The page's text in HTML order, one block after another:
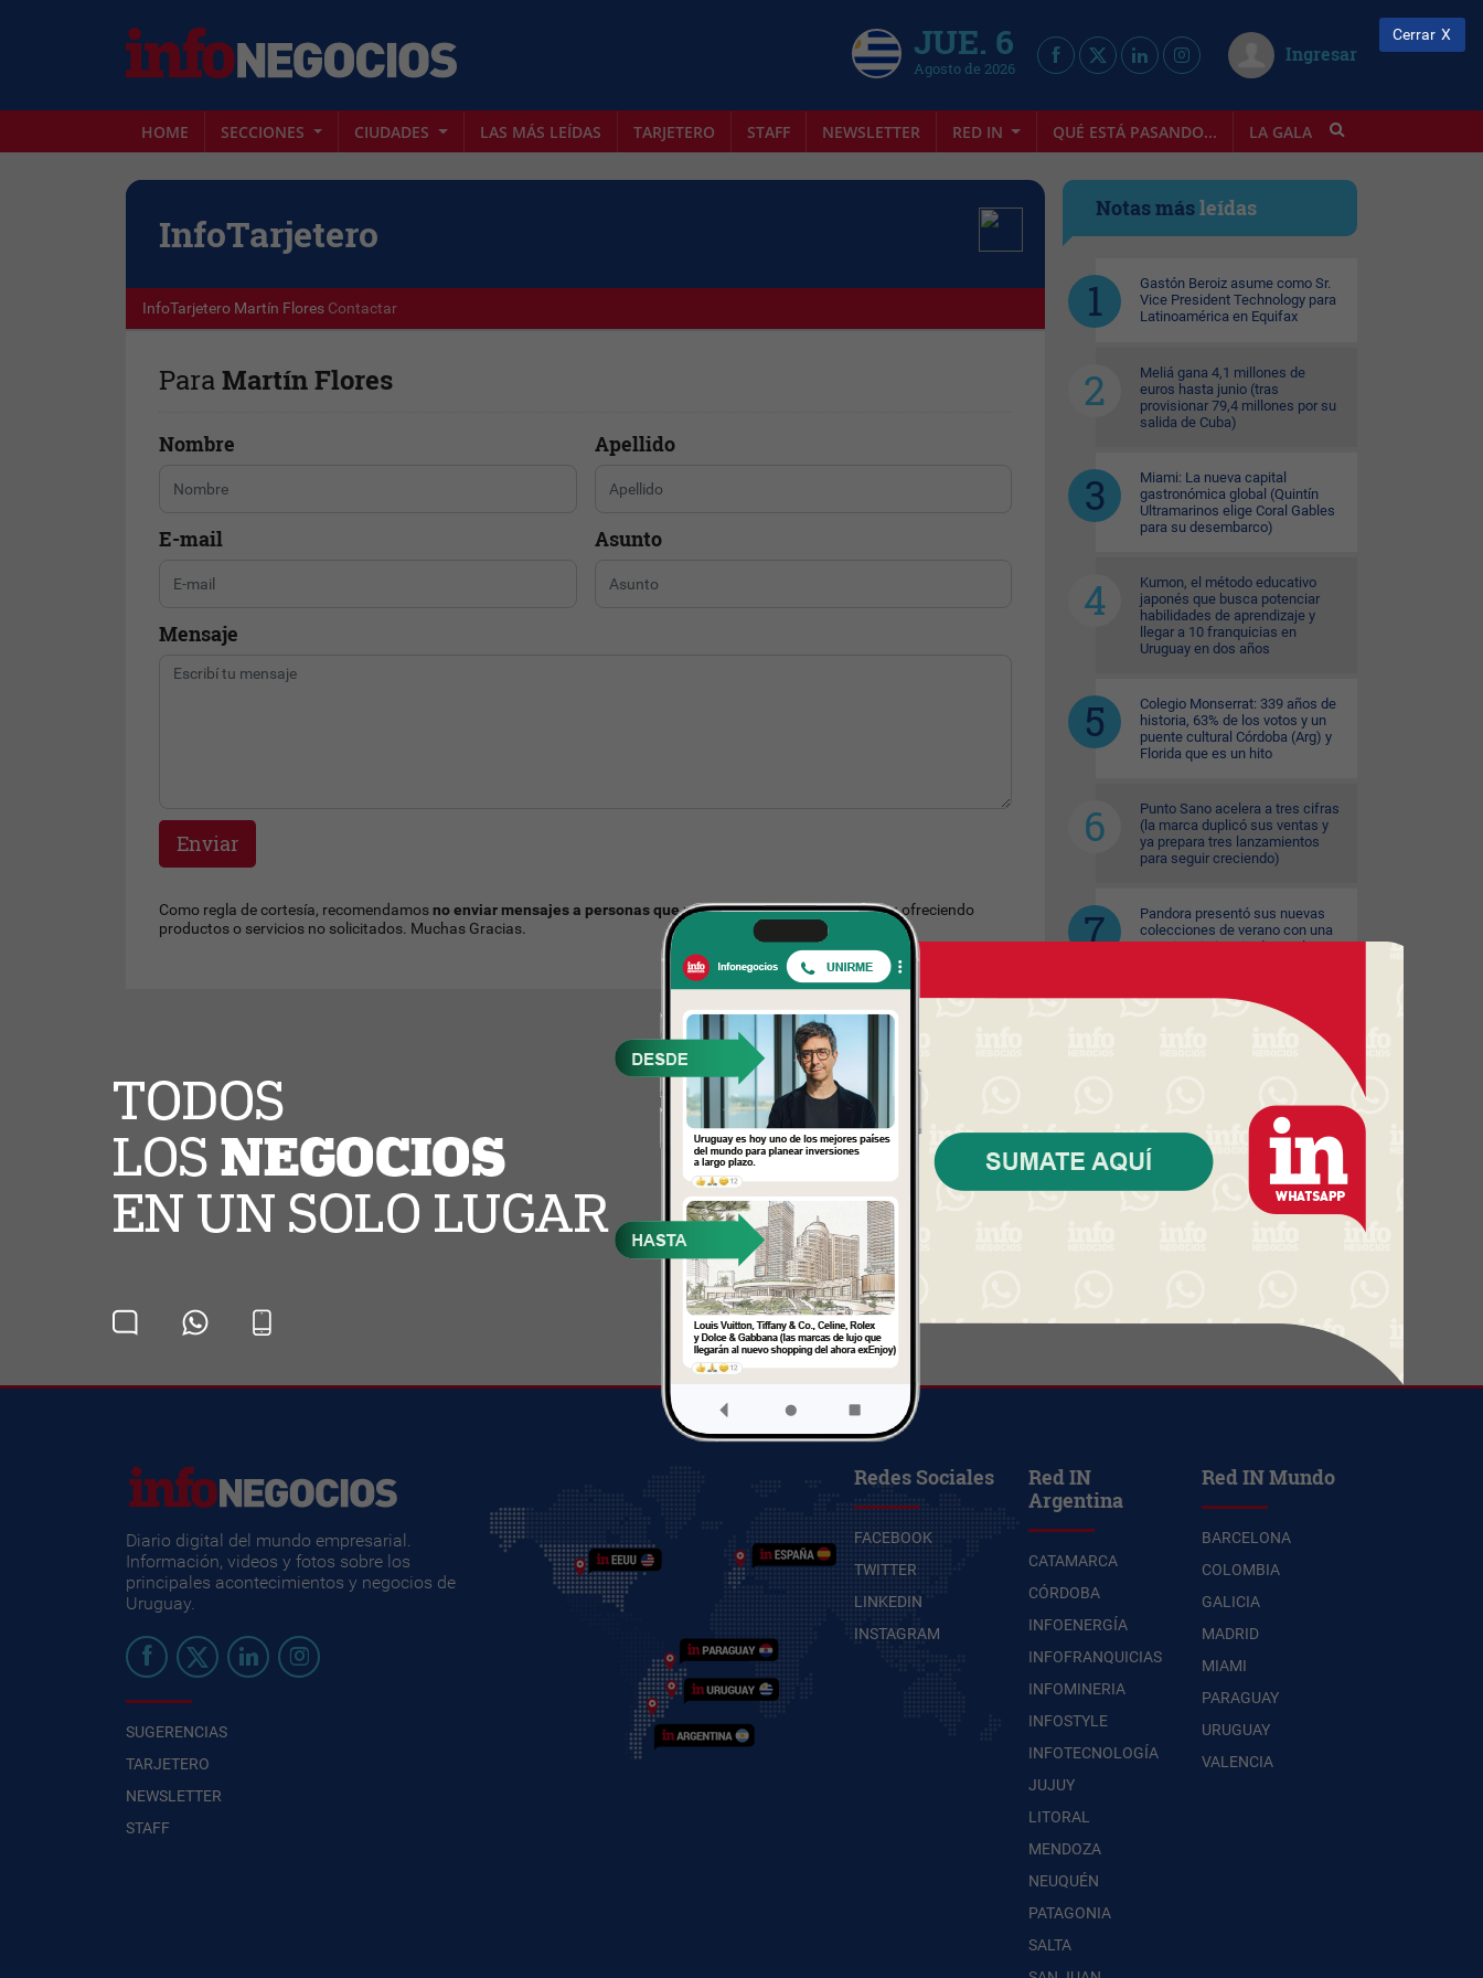
JUE. 6
Agosto de 2026
Ingresar
HOME SECCIONES CIUDADES LAS MÁS LEÍDAS TARJETERO STAFF NEWSLETTER RED IN QUÉ ESTÁ PASANDO... LA GALA INFOSTYLE
InfoTarjetero
InfoTarjetero Martín Flores Contactar
ParaMartín Flores
Nombre Apellido
E-mail Asunto
Mensaje
Enviar
Como regla de cortesía, recomendamosno enviar mensajes a personas que no conocesolicitando trabajo u ofreciendo
productos o servicios no solicitados. Muchas Gracias.
Notas másleídas
Gastón Beroiz asume como Sr.
Vice President Technology para
Latinoamérica en Equifax
Meliá gana 4,1 millones de
euros hasta junio (tras
provisionar 79,4 millones por su
salida de Cuba)
Miami: La nueva capital
gastronómica global (Quintín
Ultramarinos elige Coral Gables
para su desembarco)
Kumon, el método educativo
japonés que busca potenciar
habilidades de aprendizaje y
llegar a 10 franquicias en
Uruguay en dos años
Colegio Monserrat: 339 años de
historia, 63% de los votos y un
puente cultural Córdoba (Arg) y
Florida que es un hito
Punto Sano acelera a tres cifras
(la marca duplicó sus ventas y
ya prepara tres lanzamientos
para seguir creciendo)
Pandora presentó sus nuevas
colecciones de verano con una
experiencia inspirada en el
Una startup uruguaya que nació
sin inversión externa se integra
El BSE refuerza su presencia en
el norte (inauguró una nueva
sucursal en Tacuarembó con
instalaciones más amplias y
modernas)
Diario digital del mundo empresarial.
Información, videos y fotos sobre los
principales acontecimientos y negocios de
Uruguay.
SUGERENCIAS
TARJETERO
NEWSLETTER
STAFF
Redes Sociales
FACEBOOK
TWITTER
LINKEDIN
INSTAGRAM
Red IN
Argentina
CATAMARCA
CÓRDOBA
INFOENERGÍA
INFOFRANQUICIAS
INFOMINERIA
INFOSTYLE
INFOTECNOLOGÍA
JUJUY
LITORAL
MENDOZA
NEUQUÉN
PATAGONIA
SALTA
Red IN Mundo
BARCELONA
COLOMBIA
GALICIA
MADRID
MIAMI
PARAGUAY
URUGUAY
VALENCIA
Cerrar